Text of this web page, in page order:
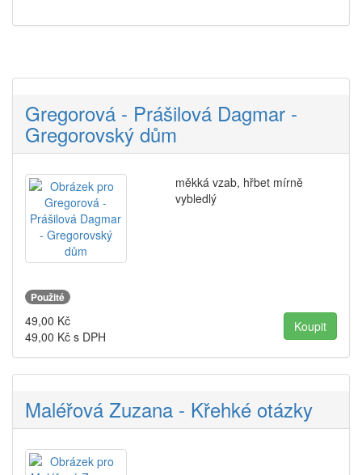
Gregorová - Prášilová Dagmar -
Gregorovský dům
měkká vzab, hřbet mírně
vybledlý
Použité
49,00 Kč
49,00 Kč s DPH
Maléřová Zuzana - Křehké otázky